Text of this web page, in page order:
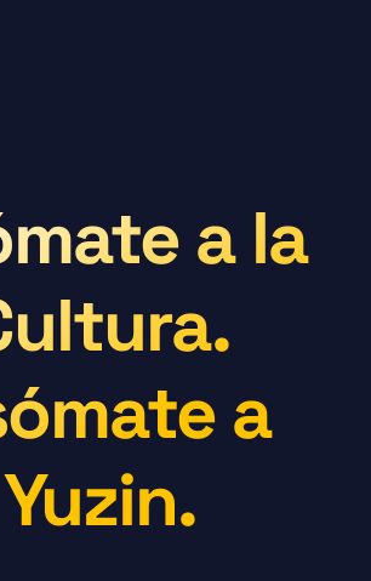
a la
a
Yuzin.